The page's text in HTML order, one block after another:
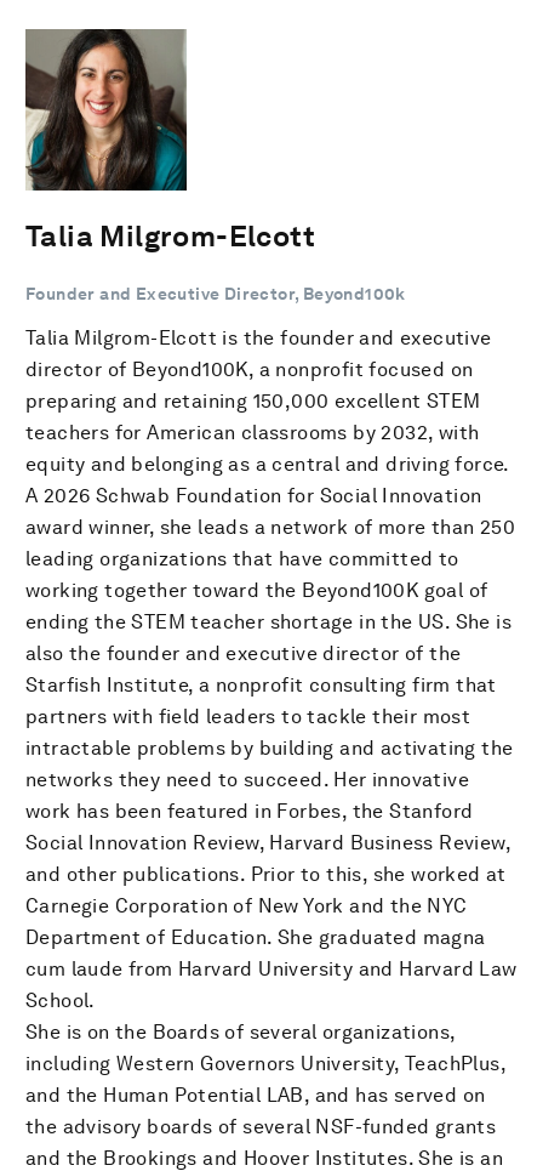
Talia Milgrom-Elcott
Founder and Executive Director, Beyond100k
Talia Milgrom-Elcott is the founder and executive
director of Beyond100K, a nonprofit focused on
preparing and retaining 150,000 excellent STEM
teachers for American classrooms by 2032, with
equity and belonging as a central and driving force.
A 2026 Schwab Foundation for Social Innovation
award winner, she leads a network of more than 250
leading organizations that have committed to
working together toward the Beyond100K goal of
ending the STEM teacher shortage in the US. She is
also the founder and executive director of the
Starfish Institute, a nonprofit consulting firm that
partners with field leaders to tackle their most
intractable problems by building and activating the
networks they need to succeed. Her innovative
work has been featured in Forbes, the Stanford
Social Innovation Review, Harvard Business Review,
and other publications. Prior to this, she worked at
Carnegie Corporation of New York and the NYC
Department of Education. She graduated magna
cum laude from Harvard University and Harvard Law
School.
She is on the Boards of several organizations,
including Western Governors University, TeachPlus,
and the Human Potential LAB, and has served on
the advisory boards of several NSF-funded grants
and the Brookings and Hoover Institutes. She is an